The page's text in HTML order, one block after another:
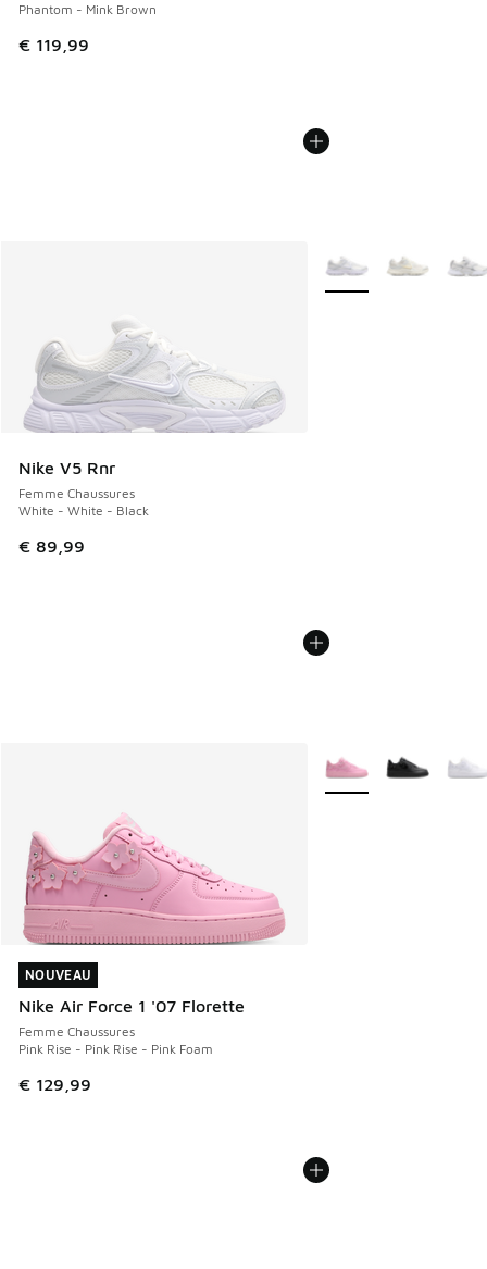
Phantom - Mink Brown
€ 119,99
Nike V5 Rnr
Femme Chaussures
White - White - Black
€ 89,99
Plus de couleurs
NOUVEAU
Nike Air Force 1 '07 Florette
Femme Chaussures
Pink Rise - Pink Rise - Pink Foam
€ 129,99
NOUVEAU
Plus de couleurs